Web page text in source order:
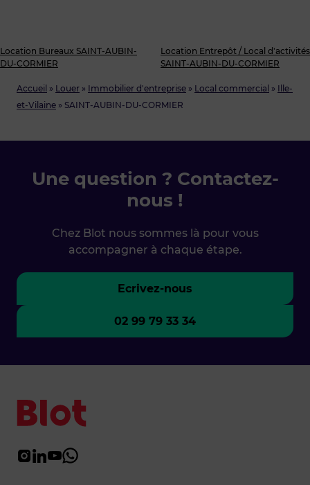
Accueil » Louer » Immobilier d'entreprise » Local commercial » Ille-
et-Vilaine » SAINT-AUBIN-DU-CORMIER
Location Bureaux SAINT-AUBIN-
DU-CORMIER
Location Entrepôt / Local d’activités
SAINT-AUBIN-DU-CORMIER
Une question ? Contactez-
nous !
Chez Blot nous sommes là pour vous
accompagner à chaque étape.
Ecrivez-nous
02 99 79 33 34